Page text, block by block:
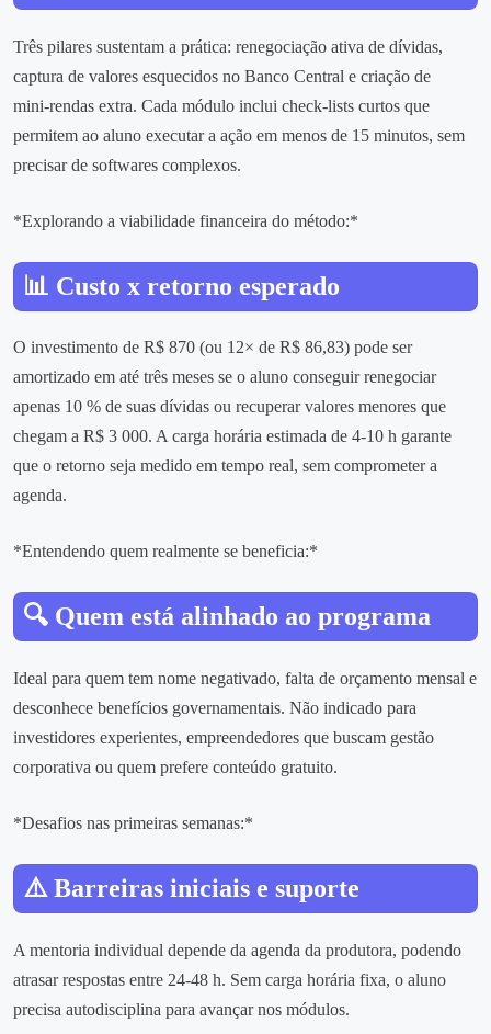
Três pilares sustentam a prática: renegociação ativa de dívidas,
captura de valores esquecidos no Banco Central e criação de
mini‑rendas extra. Cada módulo inclui check‑lists curtos que
permitem ao aluno executar a ação em menos de 15 minutos, sem
precisar de softwares complexos.
*Explorando a viabilidade financeira do método:*
📊 Custo x retorno esperado
O investimento de R$ 870 (ou 12× de R$ 86,83) pode ser
amortizado em até três meses se o aluno conseguir renegociar
apenas 10 % de suas dívidas ou recuperar valores menores que
chegam a R$ 3 000. A carga horária estimada de 4‑10 h garante
que o retorno seja medido em tempo real, sem comprometer a
agenda.
*Entendendo quem realmente se beneficia:*
🔍 Quem está alinhado ao programa
Ideal para quem tem nome negativado, falta de orçamento mensal e
desconhece benefícios governamentais. Não indicado para
investidores experientes, empreendedores que buscam gestão
corporativa ou quem prefere conteúdo gratuito.
*Desafios nas primeiras semanas:*
⚠️ Barreiras iniciais e suporte
A mentoria individual depende da agenda da produtora, podendo
atrasar respostas entre 24‑48 h. Sem carga horária fixa, o aluno
precisa autodisciplina para avançar nos módulos.